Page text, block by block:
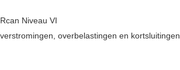
Niveau VI
overbelastingen en kortsluitingen